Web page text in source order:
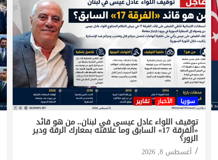
سوريا الأخبار تقارير
توقيف اللواء عادل عيسى في لبنان.. من هو قائد
«الفرقة 17» السابق وما علاقته بمعارك الرقة ودير
الزور؟
أغسطس 8, 2026